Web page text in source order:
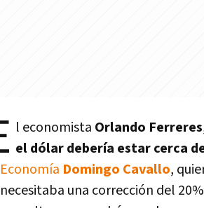
l economista Orlando Ferreres
el dólar debería estar cerca
Economía Domingo Cavallo,
necesitaba una corrección del